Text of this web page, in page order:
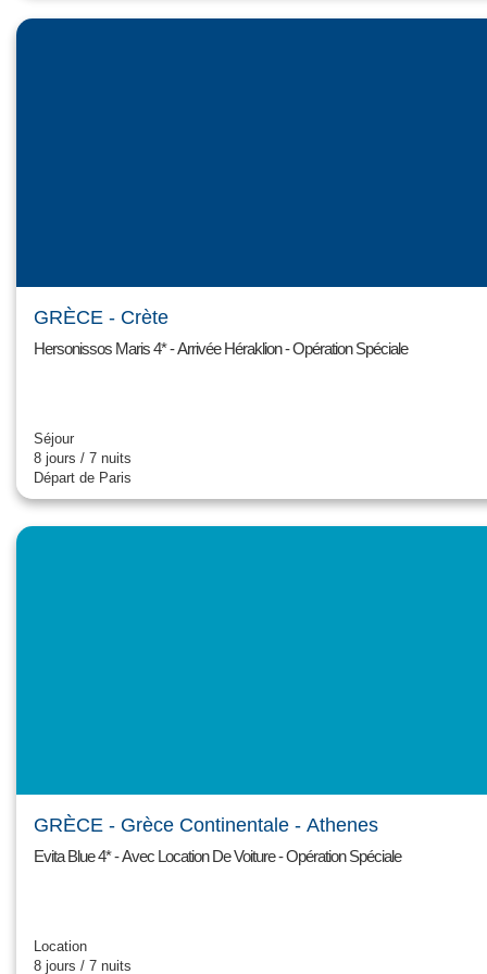
GRÈCE - Crète
Hersonissos Maris 4* - Arrivée Héraklion - Opération Spéciale
Séjour
8 jours / 7 nuits
Départ de Paris
GRÈCE - Grèce Continentale - Athenes
Evita Blue 4* - Avec Location De Voiture - Opération Spéciale
Location
8 jours / 7 nuits